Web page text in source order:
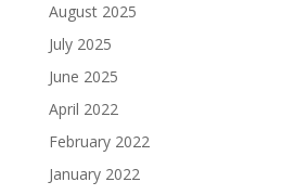
August 2025
July 2025
June 2025
April 2022
February 2022
January 2022